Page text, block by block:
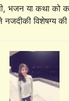
भजन या कथा को
नजदीकी विशेषग्य की